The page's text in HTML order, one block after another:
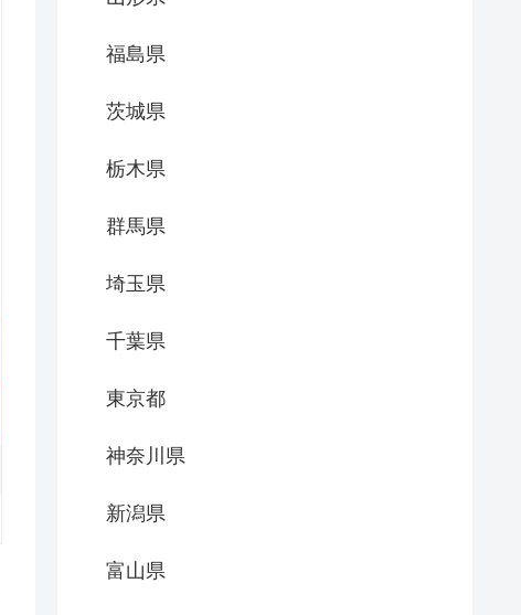
福島県
茨城県
栃木県
群馬県
埼玉県
千葉県
東京都
神奈川県
新潟県
富山県